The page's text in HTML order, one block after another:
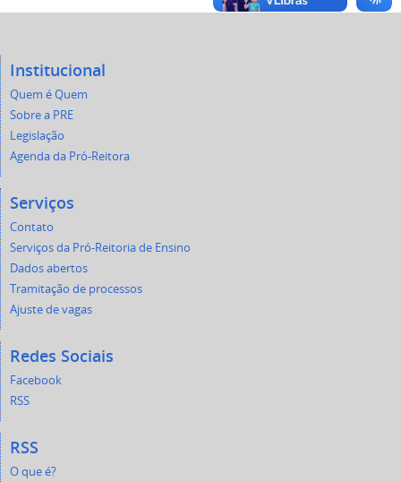
Institucional
Quem é Quem
Sobre a PRE
Legislação
Agenda da Pró-Reitora
Serviços
Contato
Serviços da Pró-Reitoria de Ensino
Dados abertos
Tramitação de processos
Ajuste de vagas
Redes Sociais
Facebook
RSS
RSS
O que é?